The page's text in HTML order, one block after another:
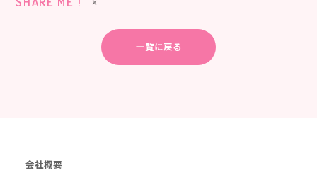
一覧に戻る
会社概要